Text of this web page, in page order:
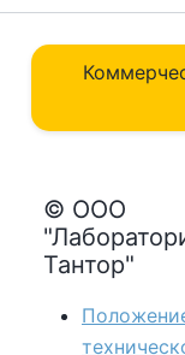
© ООО
Тантор"